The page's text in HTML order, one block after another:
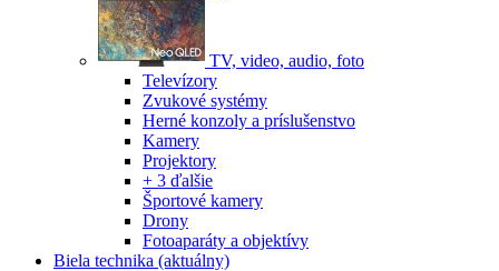
TV, video, audio, foto
Televízory
Zvukové systémy
Herné konzoly a príslušenstvo
Kamery
Projektory
+ 3 ďalšie
Športové kamery
Drony
Fotoaparáty a objektívy
Biela technika (aktuálny)